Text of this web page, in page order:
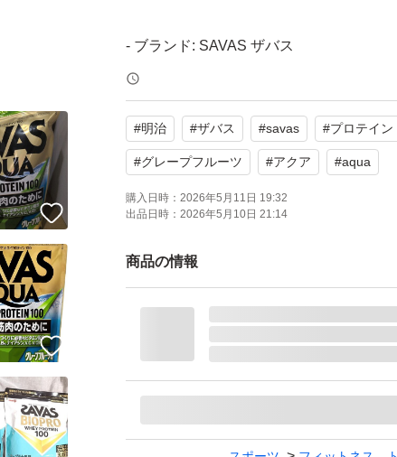
- ブランド: SAVAS ザバス
- 商品名: AQUA WHEY PROTEIN 100
- 内容量: 1800g
- フレーバー: グレープフルーツ
- 賞味期限: 2027.04
#明治 #ザバス #savas #プロテイン
#グレープフルーツ #アクア #aqua
購入日時： 2026年5月11日 19:32
出品日時： 2026年5月10日 21:14
商品の情報